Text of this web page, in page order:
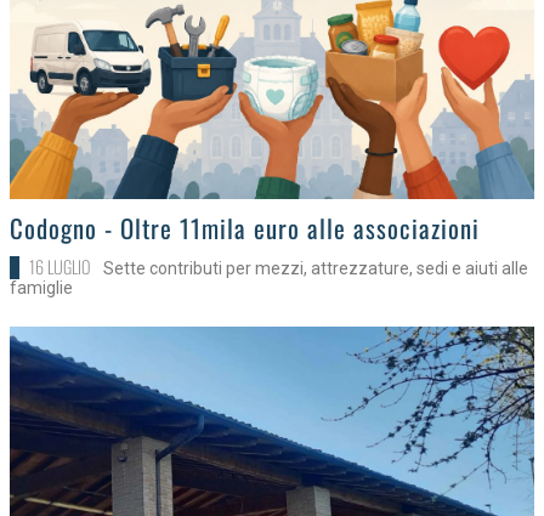
>
Codogno - Oltre 11mila euro alle associazioni
16 LUGLIO
Sette contributi per mezzi, attrezzature, sedi e aiuti alle
famiglie